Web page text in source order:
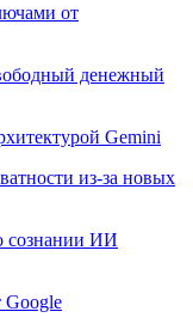
от
денежный
Gemini
из-за новых
сознании ИИ